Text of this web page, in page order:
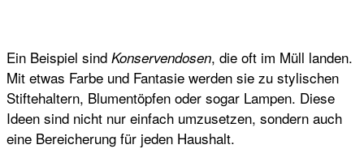
Ein Beispiel sind Konservendosen, die oft im Müll landen.
Mit etwas Farbe und Fantasie werden sie zu stylischen
Stiftehaltern, Blumentöpfen oder sogar Lampen. Diese
Ideen sind nicht nur einfach umzusetzen, sondern auch
eine Bereicherung für jeden Haushalt.